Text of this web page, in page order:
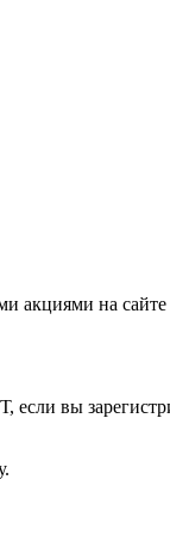
акциями на
если вы